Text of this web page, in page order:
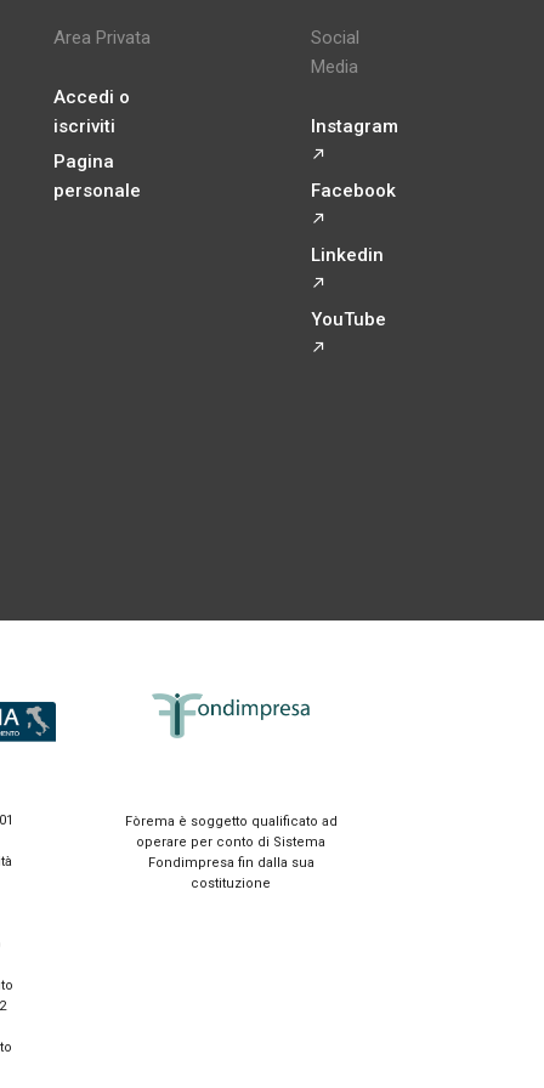
Area Privata
Accedi o
iscriviti
Pagina
personale
Social
Media
Instagram
↗
Facebook
↗
Linkedin
↗
YouTube
↗
Fòrema è soggetto qualificato ad
operare per conto di Sistema
Fondimpresa fin dalla sua
costituzione